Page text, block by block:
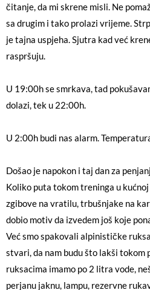
čitanje, da mi skrene misli. Ne
sa drugim i tako prolazi vrijeme.
je tajna uspjeha. Sjutra kad već
raspršuju.
U 19:00h se smrkava, tad
dolazi, tek u 22:00h.
U 2:00h budi nas alarm.
Došao je napokon i taj dan za
Koliko puta tokom treninga u
zgibove na vratilu, trbušnjake na
dobio motiv da izvedem još koje
Već smo spakovali alpinističke
stvari, da nam budu što lakši tokom
ruksacima imamo po 2 litra vode,
perjanu jaknu, lampu, rezervne